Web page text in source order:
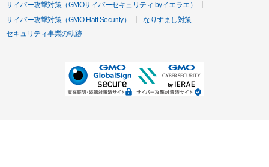
サイバー攻撃対策（GMOサイバーセキュリティ byイエラエ）
サイバー攻撃対策（GMO Flatt Security）
なりすまし対策
セキュリティ事業の軌跡